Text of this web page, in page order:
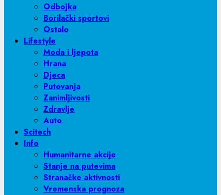
Odbojka
Borilački sportovi
Ostalo
Lifestyle
Moda i ljepota
Hrana
Djeca
Putovanja
Zanimljivosti
Zdravlje
Auto
Scitech
Info
Humanitarne akcije
Stanje na putevima
Stranačke aktivnosti
Vremenska prognoza